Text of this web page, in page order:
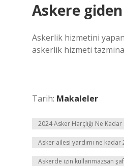
Askere
Askerlik hizmetini yapan
askerlik hizmeti
Tarih: Makaleler
2024 Asker Harçlığı Ne Kadar
Asker ailesi yardımı ne kadar
Askerde izin kullanmazsan